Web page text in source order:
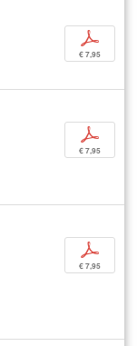
p
€ 7,95
p
€ 7,95
p
€ 7,95